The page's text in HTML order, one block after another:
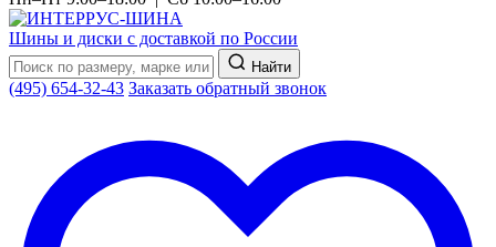
Шины и диски с доставкой по России
Найти
(495) 654-32-43 Заказать обратный звонок